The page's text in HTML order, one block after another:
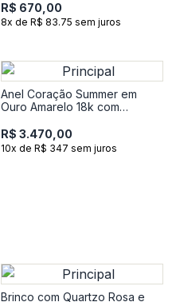
R$ 670,00
8x de R$ 83.75 sem juros
Anel Coração Summer em
Ouro Amarelo 18k com
R$ 3.470,00
10x de R$ 347 sem juros
Brinco com Quartzo Rosa e